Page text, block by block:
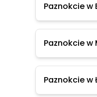
Paznokcie w
Paznokcie w
Paznokcie w